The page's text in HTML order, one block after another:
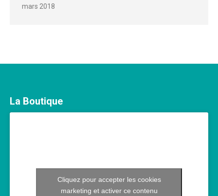
mars 2018
La Boutique
Cliquez pour accepter les cookies
marketing et activer ce contenu